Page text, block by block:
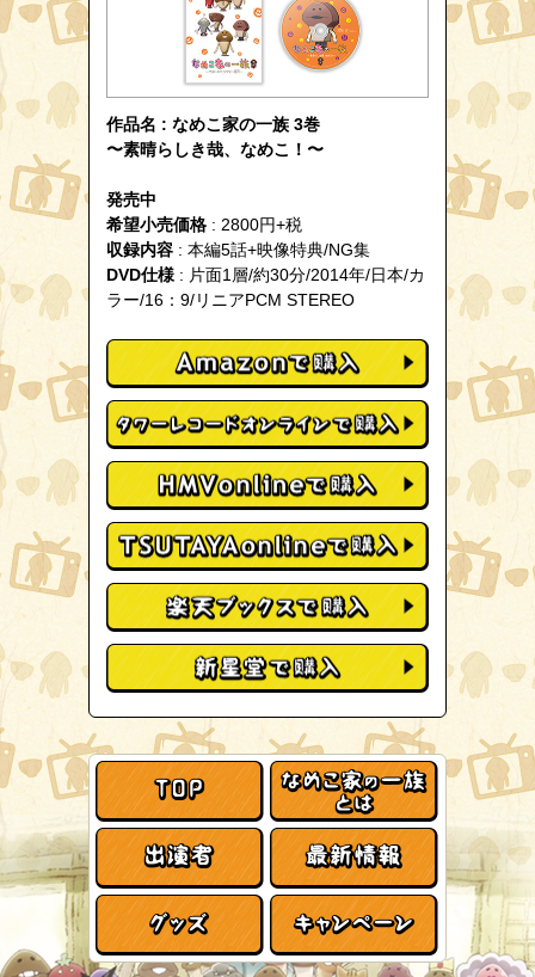
作品名 : なめこ家の一族 3巻
〜素晴らしき哉、なめこ！〜
発売中
希望小売価格 : 2800円+税
収録内容 : 本編5話+映像特典/NG集
DVD仕様 : 片面1層/約30分/2014年/日本/カ
ラー/16：9/リニアPCM STEREO